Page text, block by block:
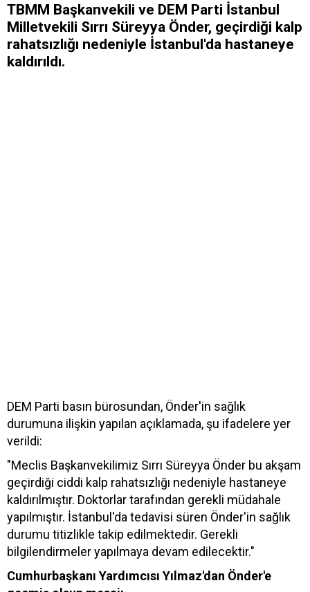
TBMM Başkanvekili ve DEM Parti İstanbul
Milletvekili Sırrı Süreyya Önder, geçirdiği kalp
rahatsızlığı nedeniyle İstanbul'da hastaneye
kaldırıldı.
DEM Parti basın bürosundan, Önder'in sağlık
durumuna ilişkin yapılan açıklamada, şu ifadelere yer
verildi:
"Meclis Başkanvekilimiz Sırrı Süreyya Önder bu akşam
geçirdiği ciddi kalp rahatsızlığı nedeniyle hastaneye
kaldırılmıştır. Doktorlar tarafından gerekli müdahale
yapılmıştır. İstanbul'da tedavisi süren Önder'in sağlık
durumu titizlikle takip edilmektedir. Gerekli
bilgilendirmeler yapılmaya devam edilecektir."
Cumhurbaşkanı Yardımcısı Yılmaz'dan Önder'e